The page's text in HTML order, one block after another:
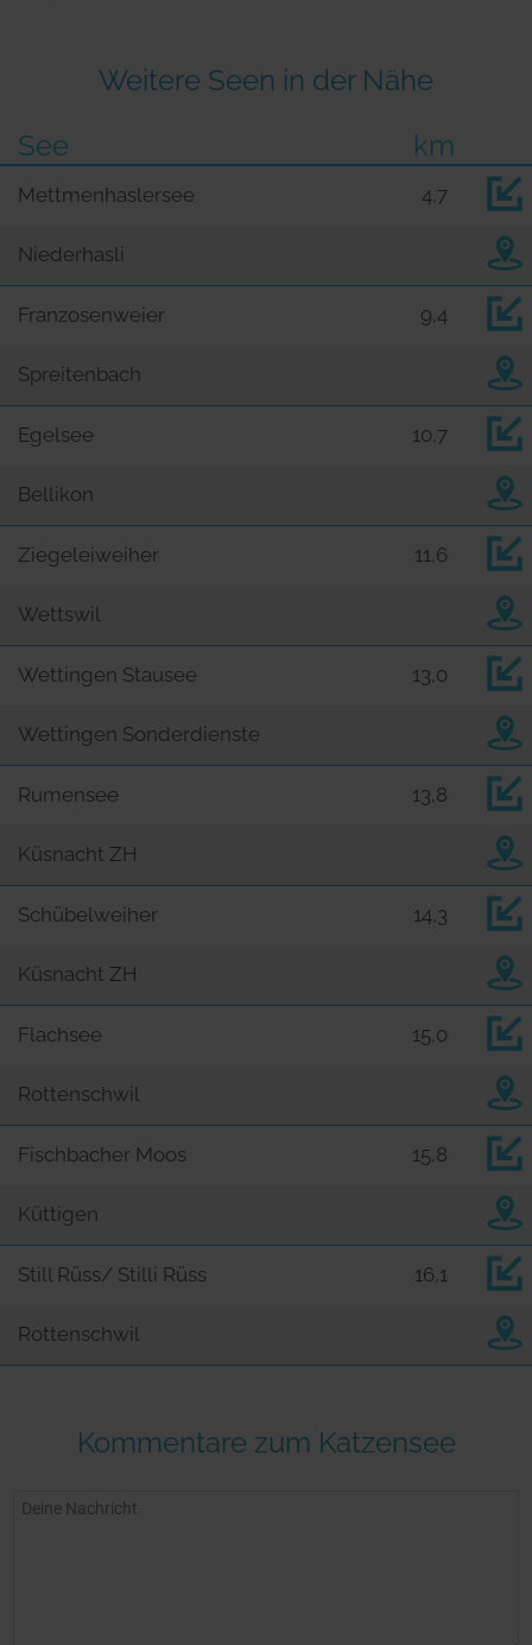
Weitere Seen in der Nähe
See
km
Mettmenhaslersee 4,7
Niederhasli
Franzosenweier 9,4
Spreitenbach
Egelsee 10,7
Bellikon
Ziegeleiweiher 11,6
Wettswil
Wettingen Stausee 13,0
Wettingen Sonderdienste
Rumensee 13,8
Küsnacht ZH
Schübelweiher 14,3
Küsnacht ZH
Flachsee 15,0
Rottenschwil
Fischbacher Moos 15,8
Küttigen
Still Rüss/ Stilli Rüss 16,1
Rottenschwil
Kommentare zum Katzensee